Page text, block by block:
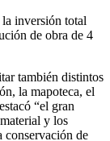
inversión total
de obra de 4
también distintos
la mapoteca, el
“el gran
y los
conservación de